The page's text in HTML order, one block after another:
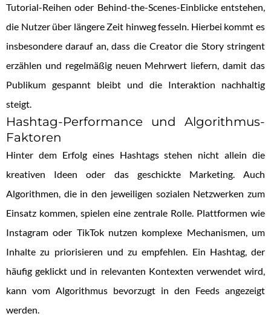
Tutorial-Reihen oder Behind-the-Scenes-Einblicke entstehen,
die Nutzer über längere Zeit hinweg fesseln. Hierbei kommt es
insbesondere darauf an, dass die Creator die Story stringent
erzählen und regelmäßig neuen Mehrwert liefern, damit das
Publikum gespannt bleibt und die Interaktion nachhaltig
steigt.
Hashtag-Performance und Algorithmus-
Faktoren
Hinter dem Erfolg eines Hashtags stehen nicht allein die
kreativen Ideen oder das geschickte Marketing. Auch
Algorithmen, die in den jeweiligen sozialen Netzwerken zum
Einsatz kommen, spielen eine zentrale Rolle. Plattformen wie
Instagram oder TikTok nutzen komplexe Mechanismen, um
Inhalte zu priorisieren und zu empfehlen. Ein Hashtag, der
häufig geklickt und in relevanten Kontexten verwendet wird,
kann vom Algorithmus bevorzugt in den Feeds angezeigt
werden.